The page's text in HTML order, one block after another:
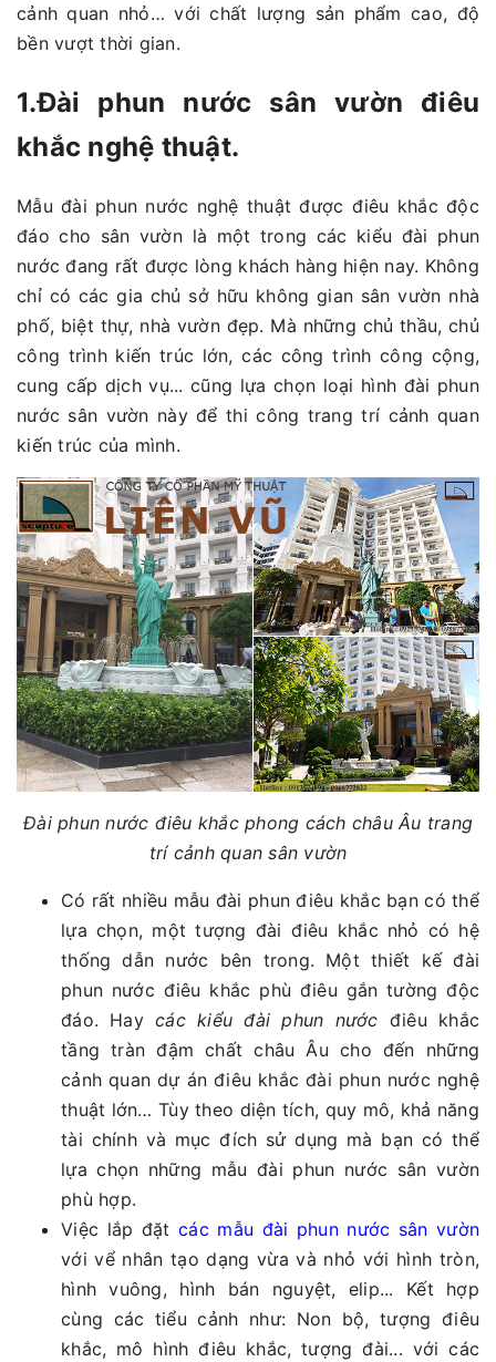
cảnh quan nhỏ… với chất lượng sản phẩm cao, độ
bền vượt thời gian.
1.Đài phun nước sân vườn điêu
khắc nghệ thuật.
Mẫu đài phun nước nghệ thuật được điêu khắc độc
đáo cho sân vườn là một trong các kiểu đài phun
nước đang rất được lòng khách hàng hiện nay. Không
chỉ có các gia chủ sở hữu không gian sân vườn nhà
phố, biệt thự, nhà vườn đẹp. Mà những chủ thầu, chủ
công trình kiến trúc lớn, các công trình công cộng,
cung cấp dịch vụ... cũng lựa chọn loại hình đài phun
nước sân vườn này để thi công trang trí cảnh quan
kiến trúc của mình.
Đài phun nước điêu khắc phong cách châu Âu trang
trí cảnh quan sân vườn
Có rất nhiều mẫu đài phun điêu khắc bạn có thể
lựa chọn, một tượng đài điêu khắc nhỏ có hệ
thống dẫn nước bên trong. Một thiết kế đài
phun nước điêu khắc phù điêu gắn tường độc
đáo. Haycác kiểu đài phun nước điêu khắc
tầng tràn đậm chất châu Âu cho đến những
cảnh quan dự án điêu khắc đài phun nước nghệ
thuật lớn… Tùy theo diện tích, quy mô, khả năng
tài chính và mục đích sử dụng mà bạn có thể
lựa chọn những mẫu đài phun nước sân vườn
phù hợp.
Việc lắp đặt các mẫu đài phun nước sân vườn
với vể nhân tạo dạng vừa và nhỏ với hình tròn,
hình vuông, hình bán nguyệt, elip... Kết hợp
cùng các tiểu cảnh như: Non bộ, tượng điêu
khắc, mô hình điêu khắc, tượng đài... với các